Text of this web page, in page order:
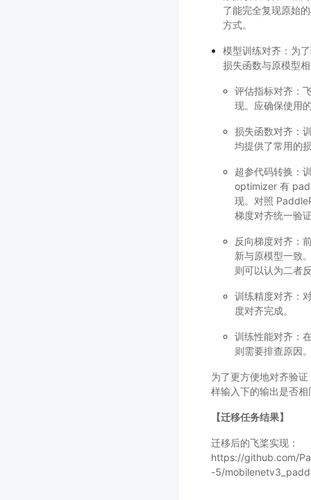
了能完全复现原始
方式。
模型训练对齐：为
损失函数与原模型
评估指标对齐：
现。应确保使用
损失函数对齐：
均提供了常用的
超参代码转换：
optimizer 有
现。对照
梯度对齐统一验
反向梯度对齐：
新与原模型一致
则可以认为二者
训练精度对齐：
度对齐完成。
训练性能对齐：
则需要排查原因
为了更方便地对齐验
样输入下的输出是否
【迁移任务结果】
迁移后的飞桨实现：
https://github.com/
-5/